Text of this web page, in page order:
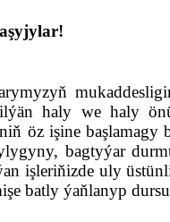
haly we haly
öz işine başlamagy
bagtyýar
işleriňizde uly
batly ýaňlanyp